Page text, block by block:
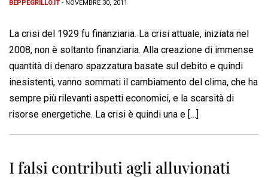
BEPPEGRILLO.IT - NOVEMBRE 30, 2011
La crisi del 1929 fu finanziaria. La crisi attuale, iniziata nel
2008, non è soltanto finanziaria. Alla creazione di immense
quantità di denaro spazzatura basate sul debito e quindi
inesistenti, vanno sommati il cambiamento del clima, che ha
sempre più rilevanti aspetti economici, e la scarsità di
risorse energetiche. La crisi è quindi una e […]
I falsi contributi agli alluvionati